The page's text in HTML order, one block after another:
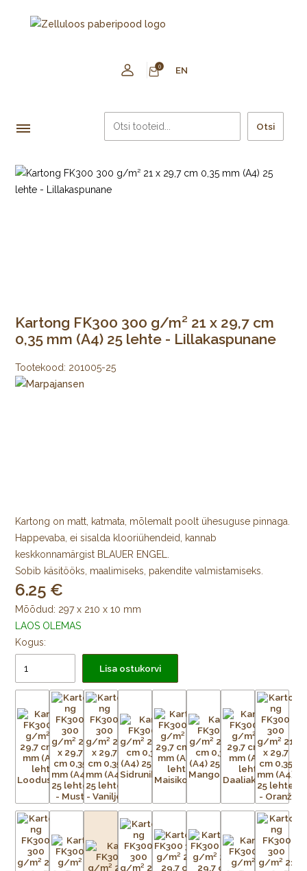
0 EN
Otsi
Kartong FK300 300 g/m² 21 x 29,7 cm
0,35 mm (A4) 25 lehte - Lillakaspunane
Tootekood: 201005-25
Kartong on matt, katmata, mõlemalt poolt ühesuguse pinnaga.
Happevaba, ei sisalda klooriühendeid, kannab
keskkonnamärgist BLAUER ENGEL.
Sobib käsitööks, maalimiseks, pakendite valmistamiseks.
6.25
Mõõdud: 297 x 210 x 10 mm
LAOS OLEMAS
Kogus:
Lisa ostukorvi